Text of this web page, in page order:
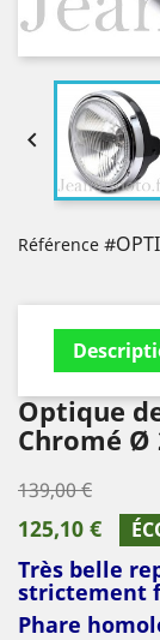

Référence
Optique
Chromé Ø
139,00 €
125,10 €
Très belle
strictement
Phare